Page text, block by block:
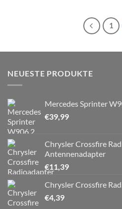
1
NEUESTE PRODUKTE
Mercedes Sprinter
€39,99
Chrysler Crossfire
Antennenadapter
€11,39
Chrysler Crossfire
€4,39